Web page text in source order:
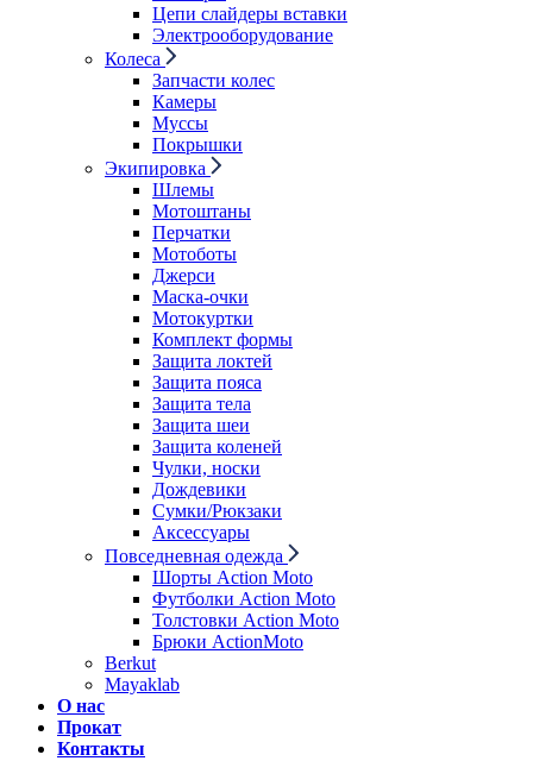
Цепи слайдеры вставки
Электрооборудование
Колеса
Запчасти колес
Камеры
Муссы
Покрышки
Экипировка
Шлемы
Мотоштаны
Перчатки
Мотоботы
Джерси
Маска-очки
Мотокуртки
Комплект формы
Защита локтей
Защита пояса
Защита тела
Защита шеи
Защита коленей
Чулки, носки
Дождевики
Сумки/Рюкзаки
Аксессуары
Повседневная одежда
Шорты Action Moto
Футболки Action Moto
Толстовки Action Moto
Брюки ActionMoto
Berkut
Mayaklab
О нас
Прокат
Контакты